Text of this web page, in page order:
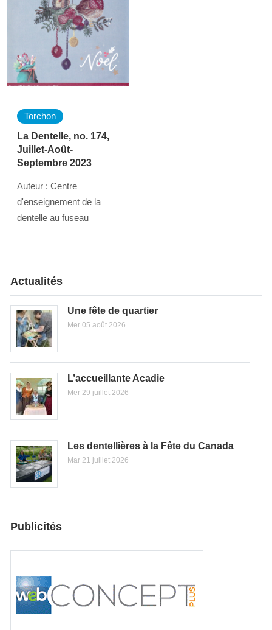
Torchon
La Dentelle, no. 174,
Juillet-Août-
Septembre 2023
Auteur : Centre
d'enseignement de la
dentelle au fuseau
Actualités
Une fête de quartier
Mer 05 août 2026
L’accueillante Acadie
Mer 29 juillet 2026
Les dentellières à la Fête du Canada
Mar 21 juillet 2026
Publicités